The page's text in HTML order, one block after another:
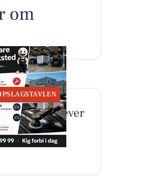
om
fremhæver
samlet på